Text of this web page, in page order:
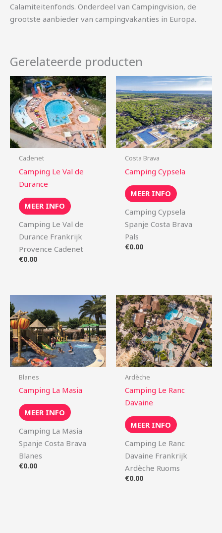
Calamiteitenfonds. Onderdeel van Campingvision, de
grootste aanbieder van campingvakanties in Europa.
Gerelateerde producten
Cadenet
Camping Le Val de
Durance
MEER INFO
Camping Le Val de
Durance Frankrijk
Provence Cadenet
€0.00
Costa Brava
Camping Cypsela
MEER INFO
Camping Cypsela
Spanje Costa Brava
Pals
€0.00
Blanes
Camping La Masia
MEER INFO
Camping La Masia
Spanje Costa Brava
Blanes
€0.00
Ardèche
Camping Le Ranc
Davaine
MEER INFO
Camping Le Ranc
Davaine Frankrijk
Ardèche Ruoms
€0.00